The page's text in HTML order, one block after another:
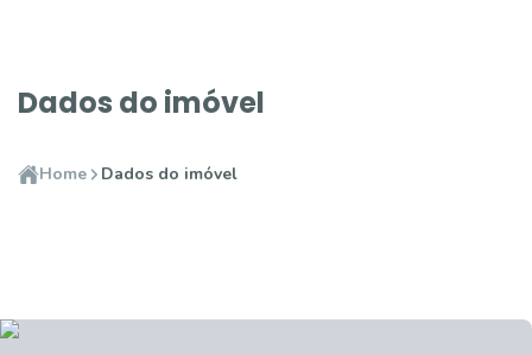
Dados do imóvel
Home Dados do imóvel